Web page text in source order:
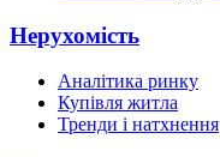
Нерухомість
Аналітика ринку
Купівля житла
Тренди і натхнення